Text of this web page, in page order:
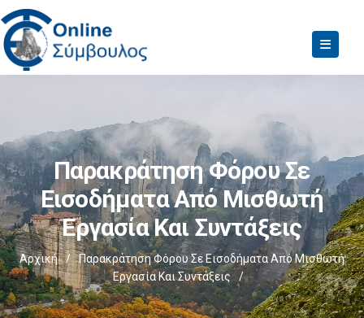
Παρακράτηση Φόρου Σε
Εισοδήματα Από Μισθωτή
Εργασία Και Συντάξεις
Αρχική /
Παρακράτηση Φόρου Σε Εισοδήματα Από Μισθωτή
Εργασία Και Συντάξεις
/